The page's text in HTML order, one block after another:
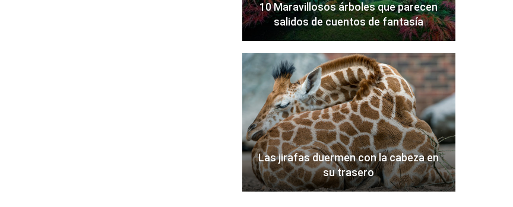
10 Maravillosos árboles que parecen
salidos de cuentos de fantasía
Las jirafas duermen con la cabeza en
su trasero